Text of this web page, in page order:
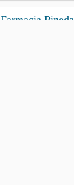
Farmacia Pineda